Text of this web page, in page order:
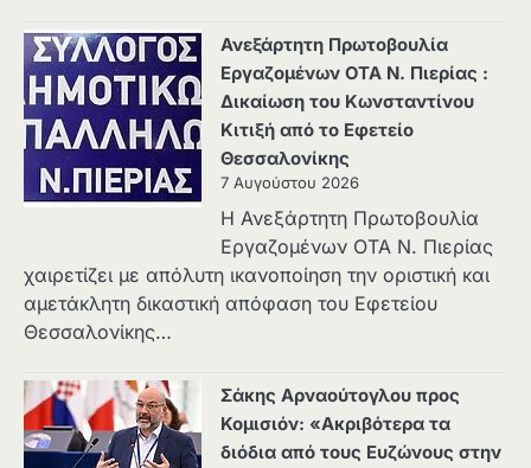
Ανεξάρτητη Πρωτοβουλία
Εργαζομένων ΟΤΑ Ν. Πιερίας :
Δικαίωση του Κωνσταντίνου
Κιτιξή από το Εφετείο
Θεσσαλονίκης
7 Αυγούστου 2026
Η Ανεξάρτητη Πρωτοβουλία
Εργαζομένων ΟΤΑ Ν. Πιερίας
χαιρετίζει με απόλυτη ικανοποίηση την οριστική και
αμετάκλητη δικαστική απόφαση του Εφετείου
Θεσσαλονίκης…
Σάκης Αρναούτογλου προς
Κομισιόν: «Ακριβότερα τα
διόδια από τους Ευζώνους στην